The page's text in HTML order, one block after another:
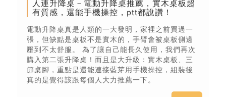
人連升降桌－電動升降桌推薦，實木桌板超
有質感，還能手機操控，ptt都說讚！
電動升降桌真是人類的一大發明，家裡之前買過一
張，但缺點是桌板不是實木的，手臂會被桌板側邊
壓到不太舒服。 為了讓自己能長久使用，我們再次
購入第二張升降桌！而且是大升級：實木桌板、三
節桌腳，重點是還能連接藍芽用手機操控，組裝後
真的是覺得該跟每個人大力推薦一下。